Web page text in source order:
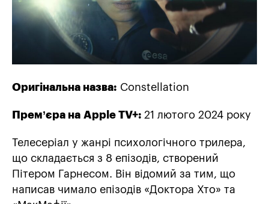
Оригінальна назва: Constellation
Прем’єра на Apple TV+: 21 лютого 2024 року
Телесеріал у жанрі психологічного трилера,
що складається з 8 епізодів, створений
Пітером Гарнесом. Він відомий за тим, що
написав чимало епізодів «Доктора Хто» та